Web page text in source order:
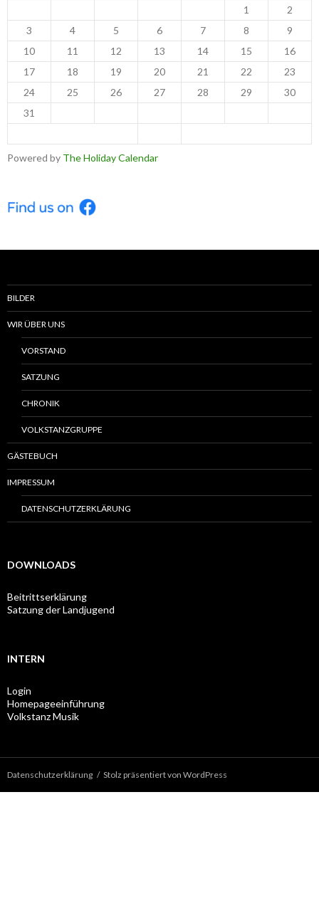
1
2
3
4 5 6 7 8
9
10
11 12 13 14 15
16
17
18 19 20 21 22
23
24
25 26 27 28 29
30
31
Powered by The Holiday Calendar
BILDER
WIR ÜBER UNS
VORSTAND
SATZUNG
CHRONIK
VOLKSTANZGRUPPE
GÄSTEBUCH
IMPRESSUM
DATENSCHUTZERKLÄRUNG
DOWNLOADS
Beitrittserklärung
Satzung der Landjugend
INTERN
Login
Homepageeinführung
Volkstanz Musik
Datenschutzerklärung Stolz präsentiert von WordPress